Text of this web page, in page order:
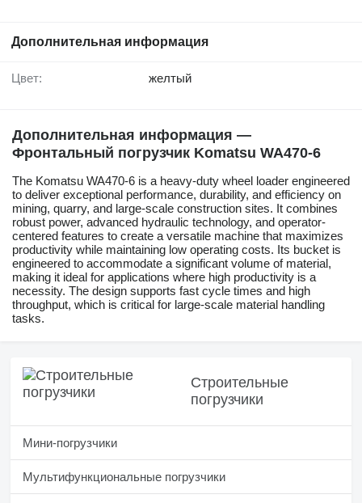
Дополнительная информация
Цвет: желтый
Дополнительная информация —
Фронтальный погрузчик Komatsu WA470-6
The Komatsu WA470-6 is a heavy-duty wheel loader engineered
to deliver exceptional performance, durability, and efficiency on
mining, quarry, and large-scale construction sites. It combines
robust power, advanced hydraulic technology, and operator-
centered features to create a versatile machine that maximizes
productivity while maintaining low operating costs. Its bucket is
engineered to accommodate a significant volume of material,
making it ideal for applications where high productivity is a
necessity. The design supports fast cycle times and high
throughput, which is critical for large-scale material handling
tasks.
Строительные
погрузчики
Мини-погрузчики
Мультифункциональные погрузчики